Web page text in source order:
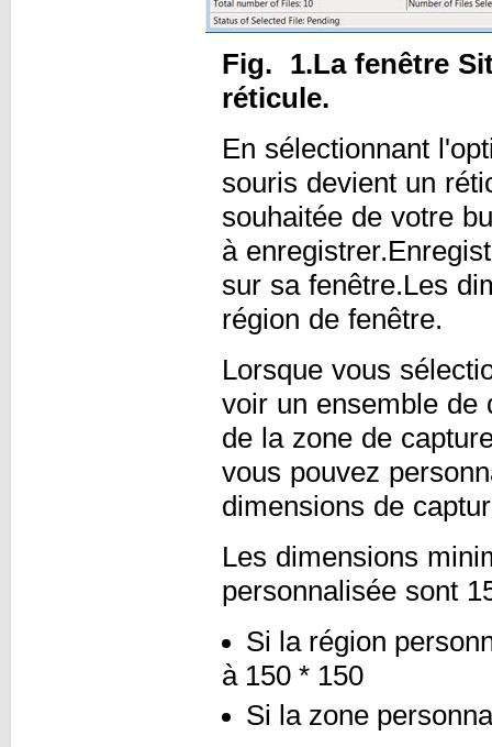
Fig. 1.La fenêtre
réticule.
En sélectionnant
souris devient un
souhaitée de votre
à
sur sa fenêtre.Les
région de fenêtre.
Lorsque vous
voir un ensemble de
de la zone de
vous pouvez
dimensions de
Les dimensions
personnalisée sont
Si la région
à 150 * 150
Si la zone